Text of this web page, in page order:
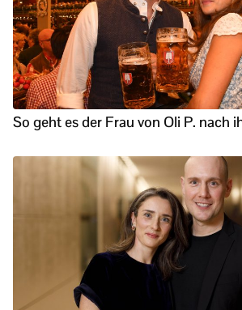
So geht es der Frau von Oli P. nach